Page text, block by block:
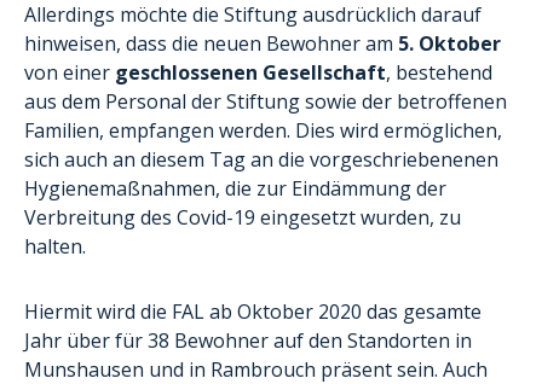
Allerdings möchte die Stiftung ausdrücklich darauf
hinweisen, dass die neuen Bewohner am 5. Oktober
von einer geschlossenen Gesellschaft, bestehend
aus dem Personal der Stiftung sowie der betroffenen
Familien, empfangen werden. Dies wird ermöglichen,
sich auch an diesem Tag an die vorgeschriebenenen
Hygienemaßnahmen, die zur Eindämmung der
Verbreitung des Covid-19 eingesetzt wurden, zu
halten.
Hiermit wird die FAL ab Oktober 2020 das gesamte
Jahr über für 38 Bewohner auf den Standorten in
Munshausen und in Rambrouch präsent sein. Auch